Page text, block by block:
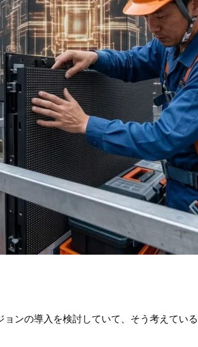
ンの導入を検討していて、そう考えてい